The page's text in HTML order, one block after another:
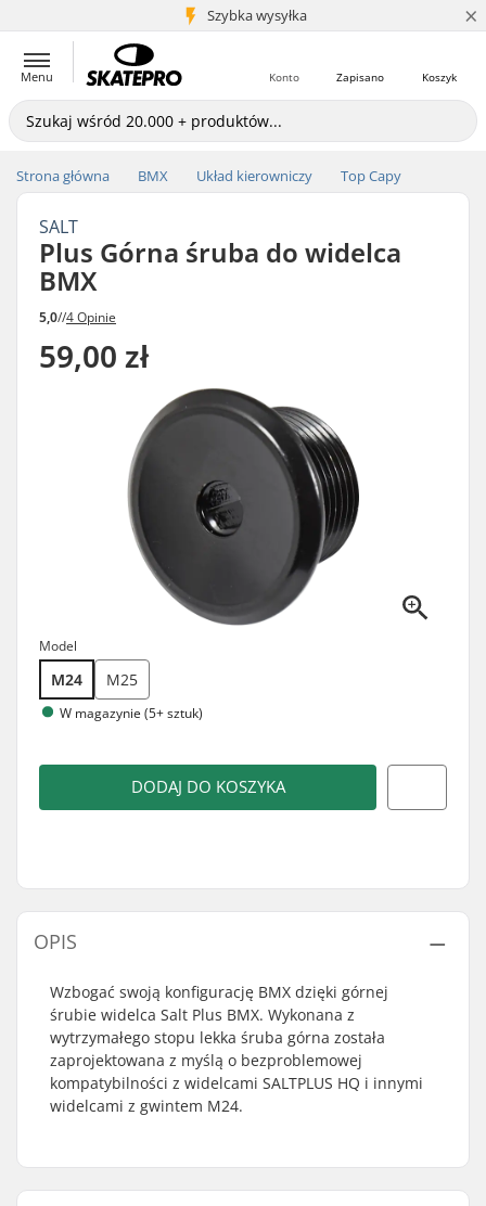
Szybka wysyłka
5+ mln klientów ×
Menu Koszyk
Zapisano
Konto
Strona główna BMX Układ kierowniczy Top Capy
SALT
Plus Górna śruba do widelca
BMX
5,0//4 Opinie
59,00 zł
Model
M24 M25
W magazynie (5+ sztuk)
DODAJ DO KOSZYKA
OPIS
Wzbogać swoją konfigurację BMX dzięki górnej
śrubie widelca Salt Plus BMX. Wykonana z
wytrzymałego stopu lekka śruba górna została
zaprojektowana z myślą o bezproblemowej
kompatybilności z widelcami SALTPLUS HQ i innymi
widelcami z gwintem M24.